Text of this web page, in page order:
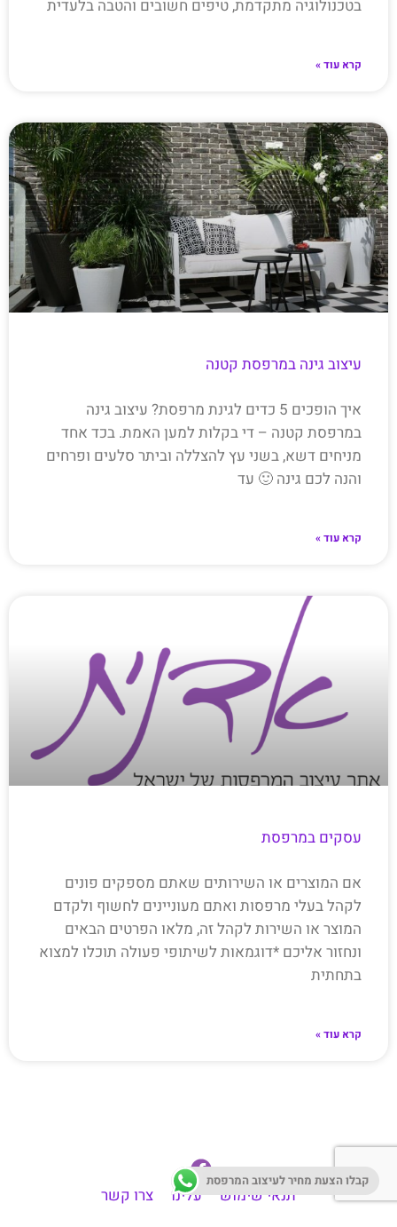
בטכנולוגיה מתקדמת, טיפים חשובים והטבה בלעדית
קרא עוד »
עיצוב גינה במרפסת קטנה
איך הופכים 5 כדים לגינת מרפסת? עיצוב גינה
במרפסת קטנה – די בקלות למען האמת. בכד אחד
מניחים דשא, בשני עץ להצללה וביתר סלעים ופרחים
והנה לכם גינה 🙂 עד
קרא עוד »
עסקים במרפסת
אם המוצרים או השירותים שאתם מספקים פונים
לקהל בעלי מרפסות ואתם מעוניינים לחשוף ולקדם
המוצר או השירות לקהל זה, מלאו הפרטים הבאים
ונחזור אליכם *דוגמאות לשיתופי פעולה תוכלו למצוא
בתחתית
קרא עוד »
תנאי שימוש עלינו
צרו קשר
קבלו הצעת מחיר לעיצוב המרפסת